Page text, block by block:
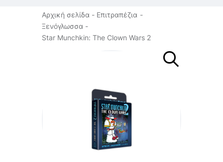
Αρχική σελίδα
Επιτραπέζια
Ξενόγλωσσα
Star Munchkin: The Clown Wars 2